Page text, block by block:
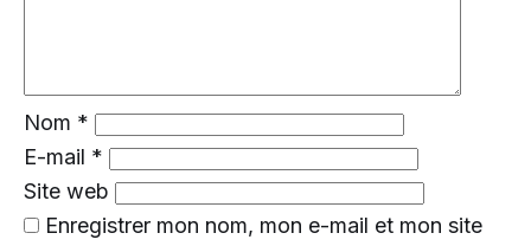
Nom *
E-mail *
Site web
Enregistrer mon nom, mon e-mail et mon site